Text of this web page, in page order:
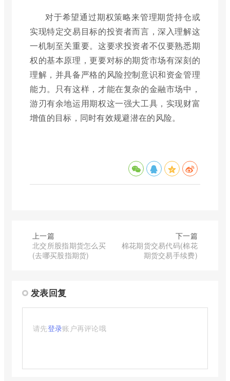
对于希望通过期权策略来管理期货持仓或
实现特定交易目标的投资者而言，深入理解这
一机制至关重要。这要求投资者不仅要熟悉期
权的基本原理，更要对标的期货市场有深刻的
理解，并具备严格的风险控制意识和资金管理
能力。只有这样，才能在复杂的金融市场中，
游刃有余地运用期权这一强大工具，实现财富
增值的目标，同时有效规避潜在的风险。
上一篇
北交所股指期货怎么买
(去哪买股指期货)
下一篇
棉花期货交易代码(棉花
期货交易手续费)
发表回复
请先登录账户再评论哦